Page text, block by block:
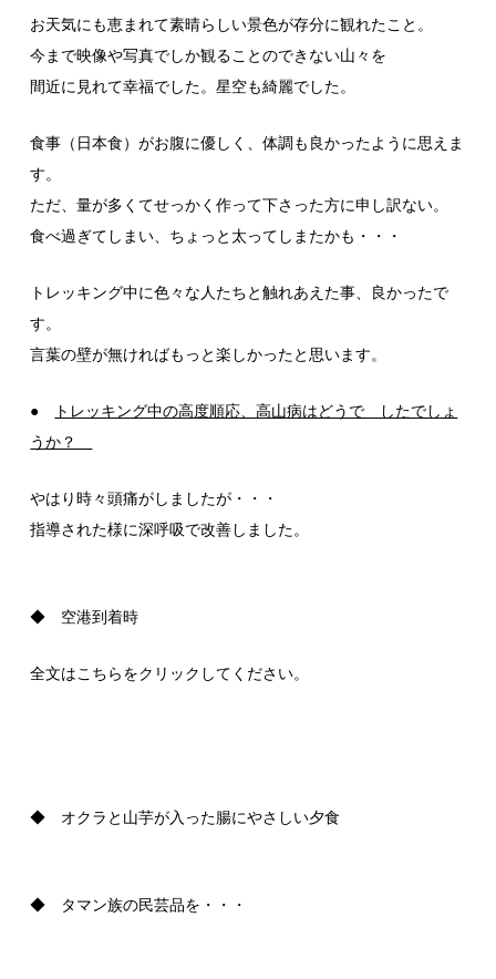
お天気にも恵まれて素晴らしい景色が存分に観れたこと。
今まで映像や写真でしか観ることのできない山々を
間近に見れて幸福でした。星空も綺麗でした。
食事（日本食）がお腹に優しく、体調も良かったように思えま
す。
ただ、量が多くてせっかく作って下さった方に申し訳ない。
食べ過ぎてしまい、ちょっと太ってしまたかも・・・
トレッキング中に色々な人たちと触れあえた事、良かったで
す。
言葉の壁が無ければもっと楽しかったと思います。
●
トレッキング中の高度順応、高山病はどうで したでしょ
うか？
やはり時々頭痛がしましたが・・・
指導された様に深呼吸で改善しました。
◆ 空港到着時
全文はこちらをクリックしてください。
◆ オクラと山芋が入った腸にやさしい夕食
◆ タマン族の民芸品を・・・